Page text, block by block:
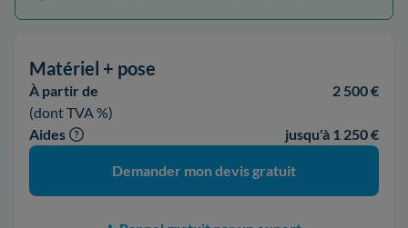
Matériel + pose
À partir de
(dont TVA %)
2 500 €
Aides jusqu'à 1 250 €
Demander mon devis gratuit